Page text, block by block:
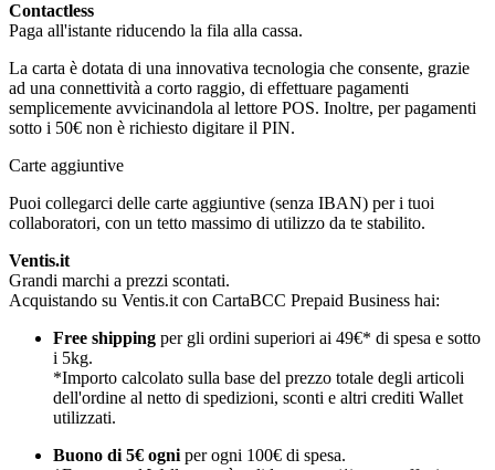
Contactless
Paga all'istante riducendo la fila alla cassa.
La carta è dotata di una innovativa tecnologia che consente, grazie
ad una connettività a corto raggio, di effettuare pagamenti
semplicemente avvicinandola al lettore POS. Inoltre, per pagamenti
sotto i 50€ non è richiesto digitare il PIN.
Carte aggiuntive
Puoi collegarci delle carte aggiuntive (senza IBAN) per i tuoi
collaboratori, con un tetto massimo di utilizzo da te stabilito.
Ventis.it
Grandi marchi a prezzi scontati.
Acquistando su Ventis.it con CartaBCC Prepaid Business hai:
Free shipping per gli ordini superiori ai 49€* di spesa e sotto
i 5kg.
*Importo calcolato sulla base del prezzo totale degli articoli
dell'ordine al netto di spedizioni, sconti e altri crediti Wallet
utilizzati.
Buono di 5€ ogniper ogni 100€ di spesa.